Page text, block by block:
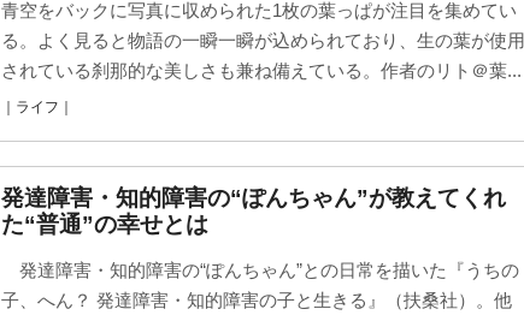
青空をバックに写真に収められた1枚の葉っぱが注目を集めてい
る。よく見ると物語の一瞬一瞬が込められており、生の葉が使用
されている刹那的な美しさも兼ね備えている。作者のリト＠葉...
｜ライフ｜
発達障害・知的障害の“ぽんちゃん”が教えてくれ
た“普通”の幸せとは
発達障害・知的障害の“ぽんちゃん”との日常を描いた『うちの
子、へん？ 発達障害・知的障害の子と生きる』（扶桑社）。他